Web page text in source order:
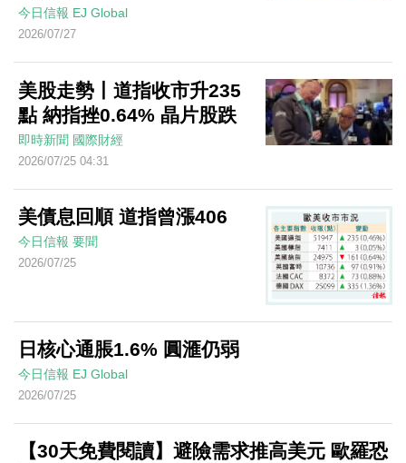
今日信報 EJ Global
2026/07/27
美股走勢丨道指收市升235
點 納指挫0.64% 晶片股跌
即時新聞 國際財經
2026/07/25 04:31
美債息回順 道指曾漲406
今日信報 要聞
2026/07/25
日核心通脹1.6% 圓滙仍弱
今日信報 EJ Global
2026/07/25
【30天免費閱讀】避險需求推高美元 歐羅恐